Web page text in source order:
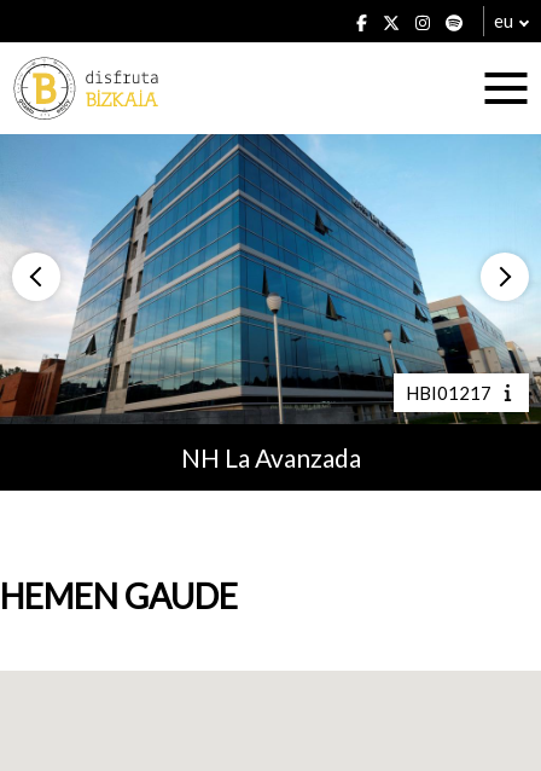
eu
Ostatuak
Jatetxeak
Planak
HBI01217
NH La Avanzada
HEMEN GAUDE